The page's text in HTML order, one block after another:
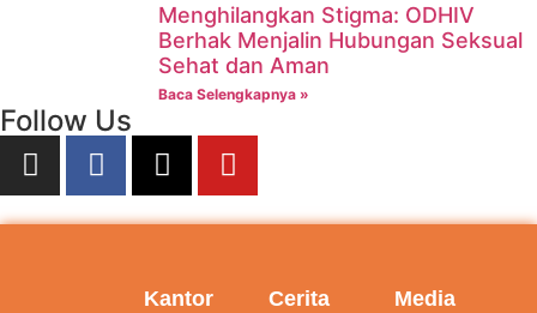
Menghilangkan Stigma: ODHIV
Berhak Menjalin Hubungan Seksual
Sehat dan Aman
Baca Selengkapnya »
Follow Us
Kantor
Cerita
Media